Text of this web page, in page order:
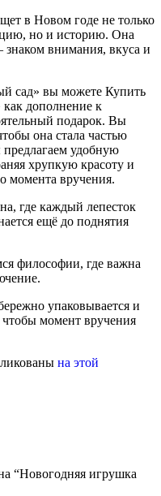
в Новом годе не только
но и историю. Она
внимания, вкуса и
сад» вы можете Купить
дополнение к
подарок. Вы
она стала частью
удобную
хрупкую красоту и
момента вручения.
где каждый лепесток
ещё до поднятия
философии, где важна
упаковывается и
чтобы момент вручения
на этой
“Новогодняя игрушка